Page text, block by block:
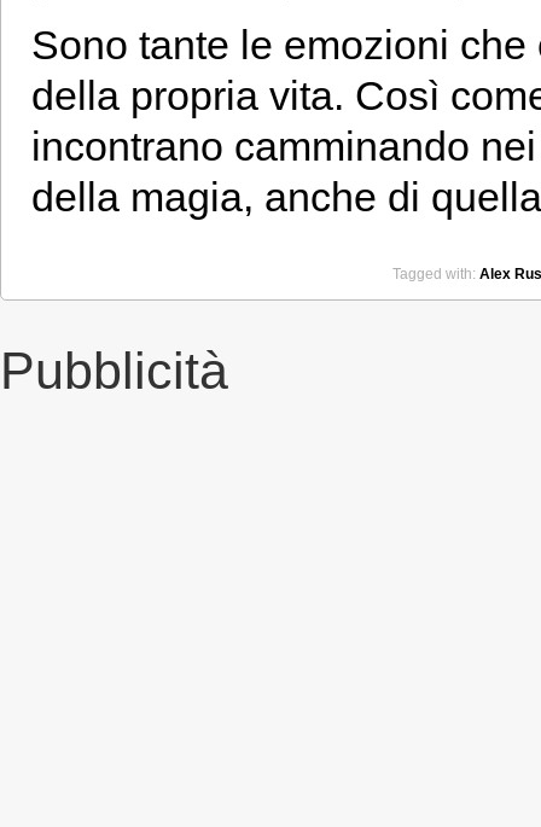
Sono tante le emozioni
della propria vita. Così
incontrano camminando
della magia, anche di
Tagged with: Alex
Pubblicità